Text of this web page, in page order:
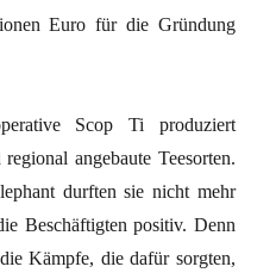
Euro für die Gründung
Scop Ti produziert
angebaute Teesorten.
durften sie nicht mehr
Beschäftigten positiv. Denn
Kämpfe, die dafür sorgten,